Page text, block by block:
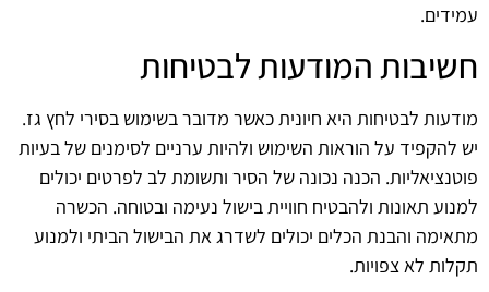
עמידים.
חשיבות המודעות לבטיחות
מודעות לבטיחות היא חיונית כאשר מדובר בשימוש בסירי לחץ גז.
יש להקפיד על הוראות השימוש ולהיות ערניים לסימנים של בעיות
פוטנציאליות. הכנה נכונה של הסיר ותשומת לב לפרטים יכולים
למנוע תאונות ולהבטיח חוויית בישול נעימה ובטוחה. הכשרה
מתאימה והבנת הכלים יכולים לשדרג את הבישול הביתי ולמנוע
תקלות לא צפויות.